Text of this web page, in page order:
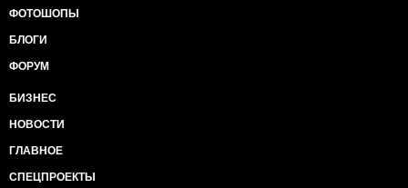
ФОТОШОПЫ
БЛОГИ
ФОРУМ
БИЗНЕС
НОВОСТИ
ГЛАВНОЕ
СПЕЦПРОЕКТЫ